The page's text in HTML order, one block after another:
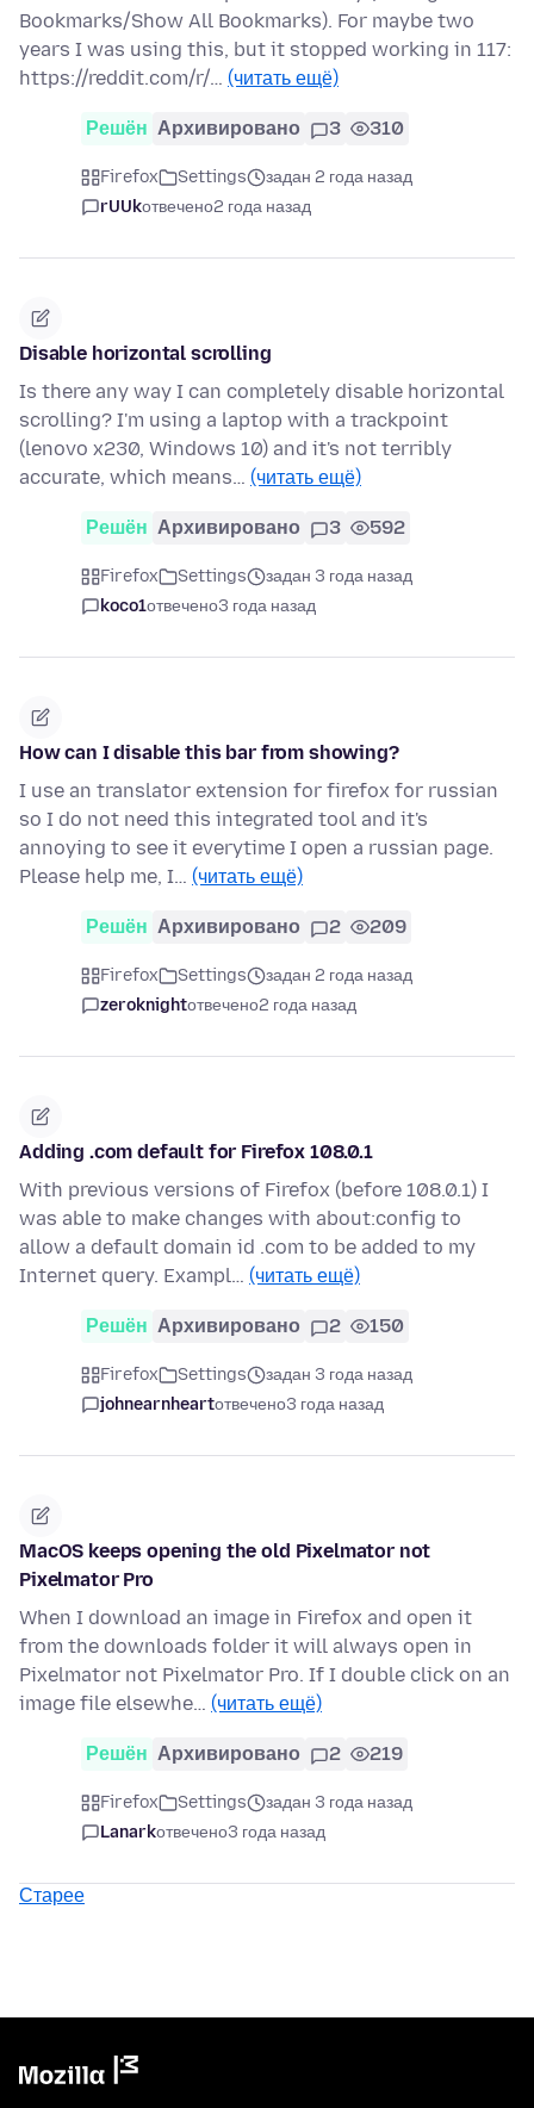
Bookmarks/Show All Bookmarks). For maybe two
years I was using this, but it stopped working in 117:
https://reddit.com/r/… (читать ещё)
Решён Архивировано 3 310
Firefox Settings
задан 2 года назад
rUUkотвечено2 года назад
Disable horizontal scrolling
Is there any way I can completely disable horizontal
scrolling? I'm using a laptop with a trackpoint
(lenovo x230, Windows 10) and it's not terribly
accurate, which means… (читать ещё)
Решён Архивировано 3 592
Firefox Settings
задан 3 года назад
koco1отвечено3 года назад
How can I disable this bar from showing?
I use an translator extension for firefox for russian
so I do not need this integrated tool and it's
annoying to see it everytime I open a russian page.
Please help me, I… (читать ещё)
Решён Архивировано 2 209
Firefox Settings
задан 2 года назад
zeroknightотвечено2 года назад
Adding .com default for Firefox 108.0.1
With previous versions of Firefox (before 108.0.1) I
was able to make changes with about:config to
allow a default domain id .com to be added to my
Internet query. Exampl… (читать ещё)
Решён Архивировано 2 150
Firefox Settings
задан 3 года назад
johnearnheartотвечено3 года назад
MacOS keeps opening the old Pixelmator not
Pixelmator Pro
When I download an image in Firefox and open it
from the downloads folder it will always open in
Pixelmator not Pixelmator Pro. If I double click on an
image file elsewhe… (читать ещё)
Решён Архивировано 2 219
Firefox Settings
задан 3 года назад
Lanarkотвечено3 года назад
Старее